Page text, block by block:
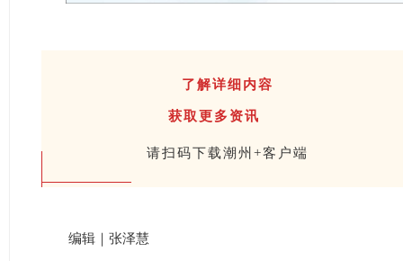
了解详细内容
获取更多资讯
请扫码下载潮州+客户端
编辑｜张泽慧